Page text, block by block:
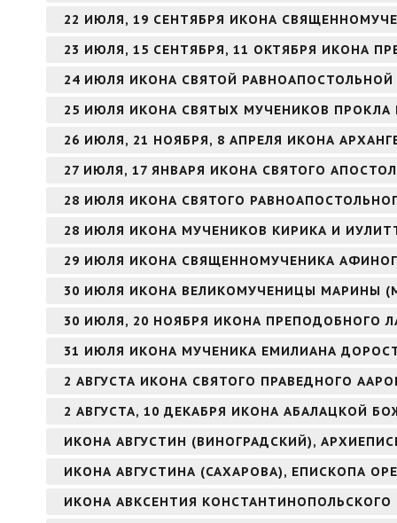
22 ИЮЛЯ, 19 СЕНТЯБРЯ ИКОНА
23 ИЮЛЯ, 15 СЕНТЯБРЯ, 11 ОКТЯБРЯ ИКОНА
24 ИЮЛЯ ИКОНА СВЯТОЙ
25 ИЮЛЯ ИКОНА СВЯТЫХ МУЧЕНИКОВ ПРОКЛА
26 ИЮЛЯ, 21 НОЯБРЯ, 8 АПРЕЛЯ ИКОНА
27 ИЮЛЯ, 17 ЯНВАРЯ ИКОНА СВЯТОГО
28 ИЮЛЯ ИКОНА СВЯТОГО
28 ИЮЛЯ ИКОНА МУЧЕНИКОВ КИРИКА И
29 ИЮЛЯ ИКОНА СВЯЩЕННОМУЧЕНИКА
30 ИЮЛЯ ИКОНА ВЕЛИКОМУЧЕНИЦЫ МАРИНЫ
30 ИЮЛЯ, 20 НОЯБРЯ ИКОНА ПРЕПОДОБНОГО
31 ИЮЛЯ ИКОНА МУЧЕНИКА ЕМИЛИАНА
2 АВГУСТА ИКОНА СВЯТОГО ПРАВЕДНОГО
2 АВГУСТА, 10 ДЕКАБРЯ ИКОНА АБАЛАЦКОЙ
ИКОНА АВГУСТИН (ВИНОГРАДСКИЙ),
ИКОНА АВГУСТИНА (САХАРОВА), ЕПИСКОПА
ИКОНА АВКСЕНТИЯ КОНСТАНТИНОПОЛЬСКОГО